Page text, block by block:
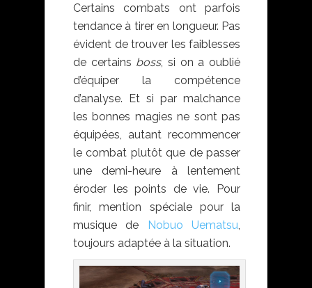
Certains combats ont parfois
tendance à tirer en longueur. Pas
évident de trouver les faiblesses
de certains boss, si on a oublié
d’équiper la compétence
d’analyse. Et si par malchance
les bonnes magies ne sont pas
équipées, autant recommencer
le combat plutôt que de passer
une demi-heure à lentement
éroder les points de vie. Pour
finir, mention spéciale pour la
musique de Nobuo Uematsu
toujours adaptée à la situation.